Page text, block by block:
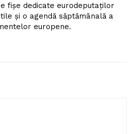
fișe dedicate eurodeputaților
și o agendă săptămânală a
europene.